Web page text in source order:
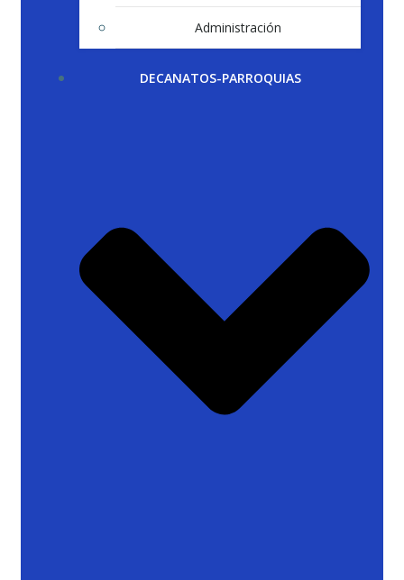
Administración
DECANATOS-PARROQUIAS